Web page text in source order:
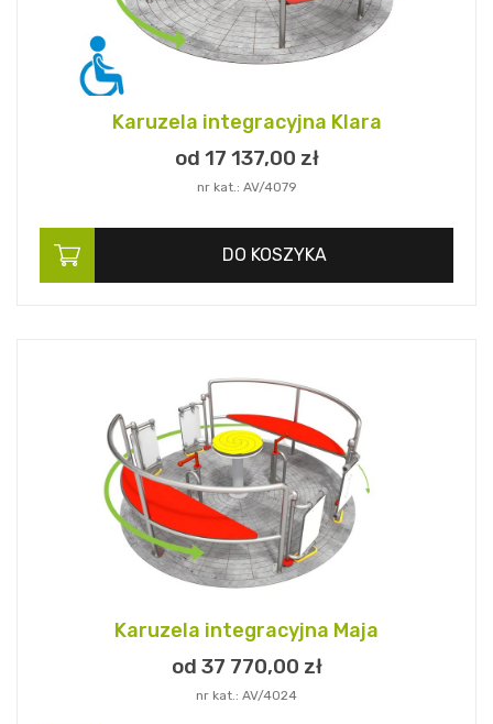
Karuzela integracyjna Klara
od 17 137,00 zł
nr kat.: AV/4079
DO KOSZYKA
Karuzela integracyjna Maja
od 37 770,00 zł
nr kat.: AV/4024